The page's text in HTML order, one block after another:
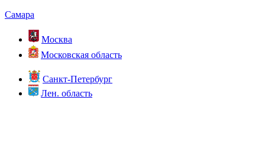
Самара
Москва
Московская область
Санкт-Петербург
Лен. область